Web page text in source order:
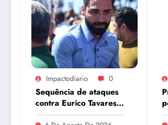
Impactodiario 0
Sequência de ataques
contra Eurico Tavares
chama atenção em